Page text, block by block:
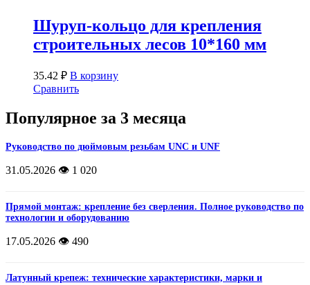
Шуруп-кольцо для крепления
строительных лесов 10*160 мм
35.42 ₽ В корзину
Сравнить
Популярное за 3 месяца
Руководство по дюймовым резьбам UNC и UNF
31.05.2026 👁️ 1 020
Прямой монтаж: крепление без сверления. Полное руководство по
технологии и оборудованию
17.05.2026 👁️ 490
Латунный крепеж: технические характеристики, марки и